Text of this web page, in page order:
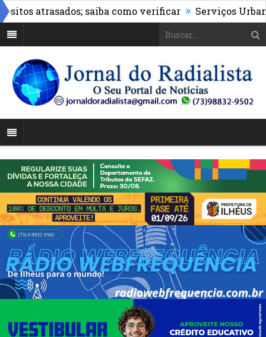
atrasados; saiba como verificar » Serviços Urbanos